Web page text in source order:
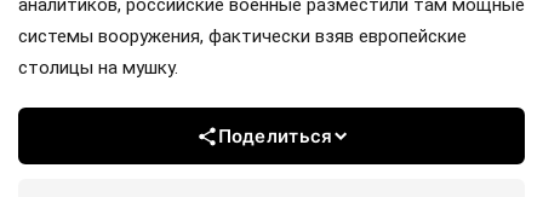
аналитиков, российские военные разместили там мощные
системы вооружения, фактически взяв европейские
столицы на мушку.
Поделиться